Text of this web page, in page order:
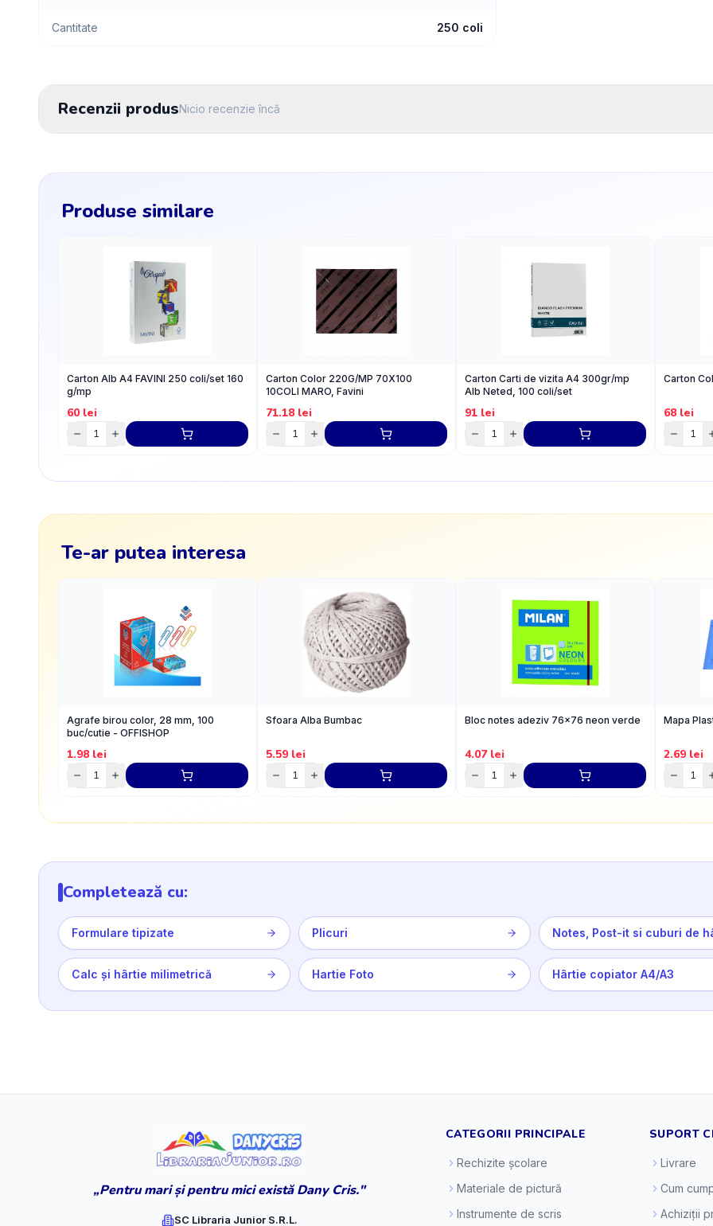
Cantitate 250 coli
Recenzii produsNicio recenzie încă
Produse similare
Carton Alb A4 FAVINI 250 coli/set 160
g/mp
60 lei
Carton Color 220G/MP 70X100
10COLI MARO, Favini
71.18 lei
Carton Carti de vizita A4 300gr/mp
Alb Neted, 100 coli/set
91 lei
Carton
68 lei
Te-ar putea interesa
Agrafe birou color, 28 mm, 100
buc/cutie - OFFISHOP
1.98 lei
Sfoara Alba Bumbac
5.59 lei
Bloc notes adeziv 76x76 neon verde
4.07lei
Mapa
2.69 lei
Completează cu:
Formulare tipizate Plicuri Notes, Post-it si cuburi de
Calc și hârtie milimetrică Hartie Foto Hârtie copiator A4/A3
„Pentru mari și pentru mici există Dany Cris."
SC Libraria Junior S.R.L.
CATEGORII PRINCIPALE
Rechizite școlare
Materiale de pictură
Instrumente de scris
SUPORT
Livrare
Cum
Achiziții